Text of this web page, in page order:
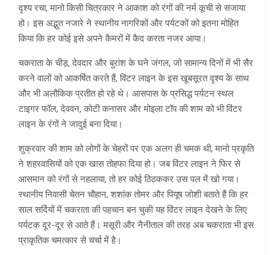
दृश्य रचा, मानो किसी चित्रकार ने आकाश को रंगों की नर्म कूची से सजाया
हो। इस अद्भुत नजारे ने स्थानीय नागरिकों और पर्यटकों को इतना मोहित
किया कि हर कोई इसे अपने कैमरों में कैद करता नजर आया।
चकराता के चीड़, देवदार और बुरांश के घने जंगल, जो सामान्य दिनों में भी सैर
करने वालों को आकर्षित करते हैं, विंटर लाइन के इस खूबसूरत दृश्य के साथ
और भी अलौकिक प्रतीत हो रहे थे। आसपास के प्रसिद्ध पर्यटन स्थल
टाइगर फॉल, देववन, कोटी कनासर और मोइला टॉप की शाम को भी विंटर
लाइन के रंगों ने जादुई बना दिया।
शुक्रवार की शाम को लोगों के चेहरों पर एक अलग ही चमक थी, मानो प्रकृति
ने शहरवासियों को एक खास तोहफा दिया हो। जब विंटर लाइन ने फिर से
आसमान को रंगों से नहलाया, तो हर कोई ठिठककर उस पल में खो गया।
स्थानीय निवासी चेतन चौहान, शशांक तोमर और पियूष जोशी बताते हैं कि हर
साल सर्दियों में चकराता की पहचान बन चुकी यह विंटर लाइन देखने के लिए
पर्यटक दूर-दूर से आते हैं। मसूरी और नैनीताल की तरह अब चकराता भी इस
प्राकृतिक चमत्कार से चर्चा में है।